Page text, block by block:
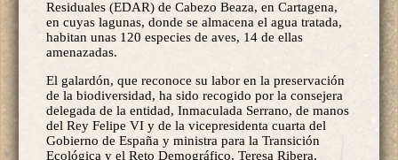
Residuales (EDAR) de Cabezo Beaza, en Cartagena,
en cuyas lagunas, donde se almacena el agua tratada,
habitan unas 120 especies de aves, 14 de ellas
amenazadas.
El galardón, que reconoce su labor en la preservación
de la biodiversidad, ha sido recogido por la consejera
delegada de la entidad, Inmaculada Serrano, de manos
del Rey Felipe VI y de la vicepresidenta cuarta del
Gobierno de España y ministra para la Transición
Ecológica y el Reto Demográfico, Teresa Ribera.